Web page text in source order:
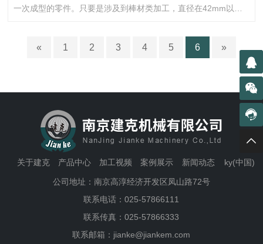
一次成型的零件。只要是涉及到棒材类加工，直径在42mm以
动送料机后，是一个小型的独立的产线，不管是加工速度、人工
成本、都有巨大优势的。ky(中国)与走刀…
« 1 2 3 4 5 6 »
关于建克 产品中心 加工视频 案例展示 新闻动态 ky(中国)
公司地址：南京高淳经济开发区凤山路72号
联系电话：025-57866111
联系传真：025-57866333
联系邮箱： jianke@jiankem.com



